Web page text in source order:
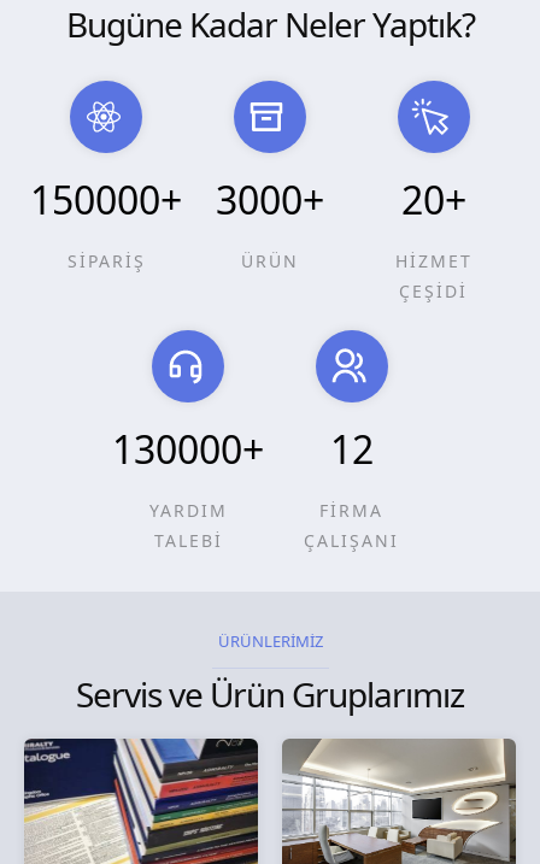
Bugüne Kadar Neler Yaptık?
150000+
SİPARİŞ
3000+
ÜRÜN
20+
HİZMET
ÇEŞİDİ
130000+
YARDIM
TALEBİ
12
FİRMA
ÇALIŞANI
ÜRÜNLERİMİZ
Servis ve Ürün Gruplarımız